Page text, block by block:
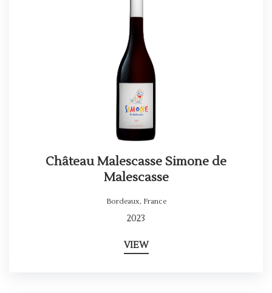
Château Malescasse Simone de
Malescasse
Bordeaux, France
2023
VIEW